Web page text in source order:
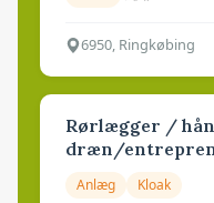
6950, Ringkøbing
Rørlægger /
dræn/
Anlæg Kloak